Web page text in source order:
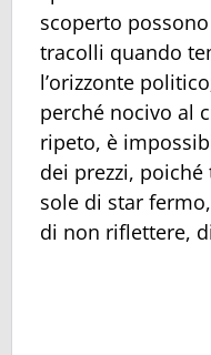
scoperto
tracolli quando
l’orizzonte
perché nocivo al
ripeto, è
dei prezzi,
sole di star
di non riflettere,